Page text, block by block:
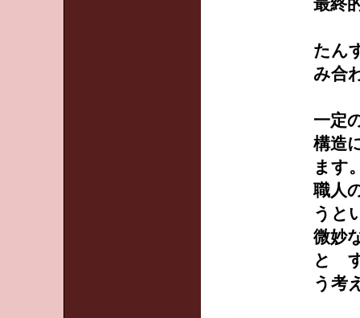
最終
たん
み合
一定
構造
ます
職人
うと
微妙
と
う考